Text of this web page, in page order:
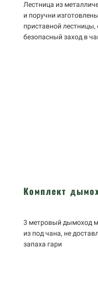
Лестница из
и поручни
приставной лестницы,
безопасный заход в
Комплект
3 метровый дымоход
из под чана, не
запаха гари